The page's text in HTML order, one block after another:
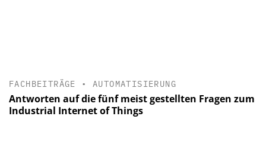
FACHBEITRÄGE •AUTOMATISIERUNG
Antworten auf die fünf meist gestellten Fragen zum
Industrial Internet of Things